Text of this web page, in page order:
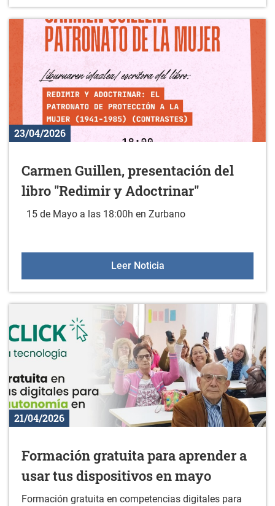
23/04/2026
Carmen Guillen, presentación del
libro "Redimir y Adoctrinar"
15 de Mayo a las 18:00h en Zurbano
Leer NoticiaCarmen Guillen,
21/04/2026
Formación gratuita para aprender a
usar tus dispositivos en mayo
Formación gratuita en competencias digitales para